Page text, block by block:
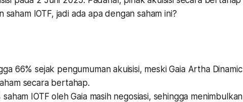
IOTF, jadi ada apa dengan saham ini?
66% sejak pengumuman akuisisi, meski Gaia Artha Dinamic
secara bertahap.
IOTF oleh Gaia masih negosiasi, sehingga menimbulkan